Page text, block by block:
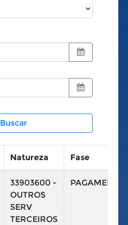
Buscar
Natureza Fase
33903600 -
OUTROS
SERV
TERCEIROS
PAGAMENTO